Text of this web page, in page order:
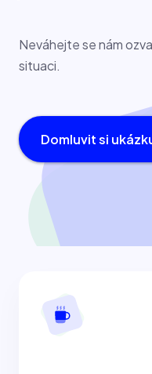
Neváhejte se nám
situaci.
Domluvit si